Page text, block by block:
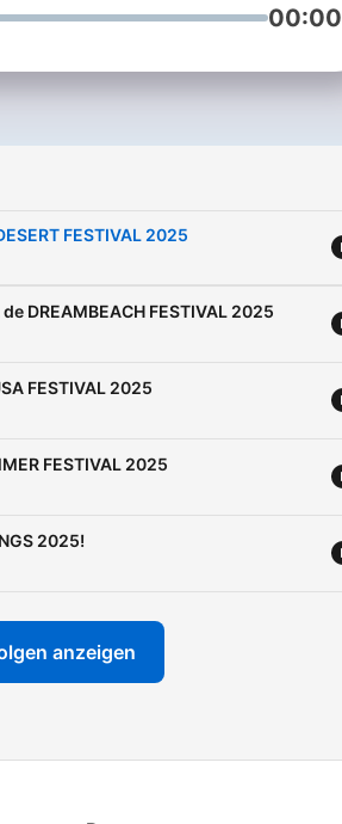
00:00
FESTIVAL 2025
DREAMBEACH FESTIVAL 2025
FESTIVAL 2025
FESTIVAL 2025
2025!
anzeigen